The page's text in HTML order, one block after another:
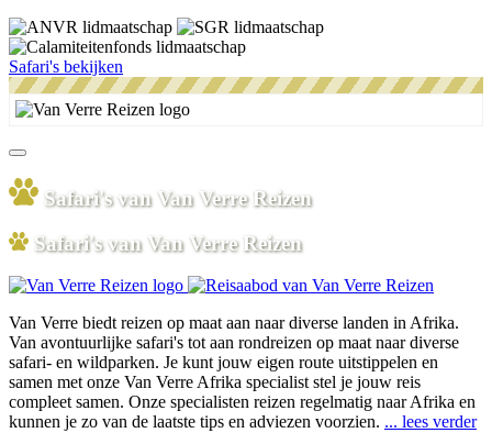
Safari's bekijken
Safari's van Van Verre Reizen
Safari's van Van Verre Reizen
Van Verre biedt reizen op maat aan naar diverse landen in Afrika.
Van avontuurlijke safari's tot aan rondreizen op maat naar diverse
safari- en wildparken. Je kunt jouw eigen route uitstippelen en
samen met onze Van Verre Afrika specialist stel je jouw reis
compleet samen. Onze specialisten reizen regelmatig naar Afrika en
kunnen je zo van de laatste tips en adviezen voorzien. ... lees verder